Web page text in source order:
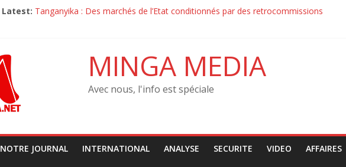
Latest: ‎Tanganyika : Des marchés de l’Etat conditionnés par des retrocommissions‎‎
Sit-in de l’opposition : la Force du Progrès et la Police ont échangé des jets de
Sit-in de l’opposition : la Force du Progrès et la Police contrôlaient les passants
Débat sur la constitution–‎ Le MRJCO de John Mbaya tacle la CENCO : « Une
MINGA MEDIA
Avec nous, l'info est spéciale
NOTRE JOURNAL INTERNATIONAL ANALYSE SECURITE VIDEO AFFAIRES